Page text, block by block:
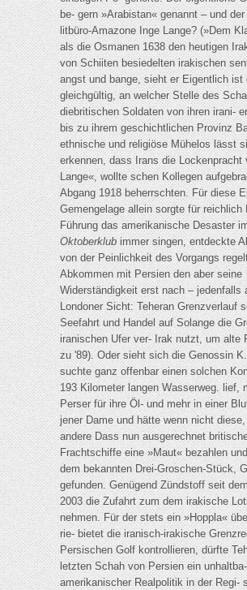
be- gern »Arabistan« genannt – und der
litbüro-Amazone Inge Lange? (»Dem
als die Osmanen 1638 den heutigen
von Schiiten besiedelten irakischen
angst und bange, sieht er Eigentlich ist
gleichgültig, an welcher Stelle des
diebritischen Soldaten von ihren irani-
bis zu ihrem geschichtlichen Provinz
ethnische und religiöse Mühelos lässt
erkennen, dass Irans die Lockenpracht
Lange«, wollte schen Kollegen
Abgang 1918 beherrschten. Für diese
Gemengelage allein sorgte für reichlich
Führung das amerikanische Desaster
Oktoberklubimmer singen, entdeckte
von der Peinlichkeit des Vorgangs
Abkommen mit Persien den aber seine
Widerständigkeit erst nach – jedenfalls
Londoner Sicht: Teheran Grenzverlauf
Seefahrt und Handel auf Solange die
iranischen Ufer ver- Irak nutzt, um alte
zu '89). Oder sieht sich die Genossin
suchte ganz offenbar einen solchen
193 Kilometer langen Wasserweg. lief,
Perser für ihre Öl- und mehr in einer
jener Dame und hätte wenn nicht
andere Dass nun ausgerechnet
Frachtschiffe eine »Maut« bezahlen
dem bekannten Drei-Groschen-Stück,
gefunden. Genügend Zündstoff seit
2003 die Zufahrt zum dem irakische
nehmen. Für der stets ein »Hoppla«
rie- bietet die iranisch-irakische
Persischen Golf kontrollieren, dürfte
letzten Schah von Persien ein
amerikanischer Realpolitik in der Regi-